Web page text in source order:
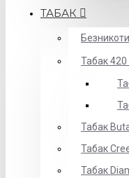
ТАБАК
Табак
Табак
Табак
Табак